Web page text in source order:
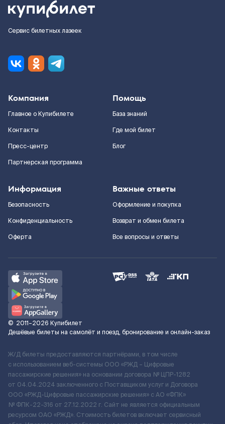
Сервис билетных лазеек
Компания
Главное о Купибилете
Контакты
Пресс-центр
Партнерская программа
Помощь
База знаний
Где мой билет
Блог
Информация
Безопасность
Конфиденциальность
Оферта
Важные ответы
Оформление и покупка
Возврат и обмен билета
Все вопросы и ответы
© 2011–2026 Купибилет
Дешёвые билеты на самолёт и поезд, бронирование и онлайн-заказ
Ж/Д билеты предоставляются партнёрами, в том числе
с использованием веб-системы ООО «РЖД – Цифровые
пассажирские решения» на основании договора № ЦПР-1282
от 04.04.2024 заключенного с Поставщиком услуг и Договора
ООО «РЖД-Цифровые пассажирские решения» c АО «ФПК»
№ ФПК-22-316 от 27.12.2022 г. Сайт не является официальным
ресурсом ОАО «РЖД». Стоимость билетов включает сервисный